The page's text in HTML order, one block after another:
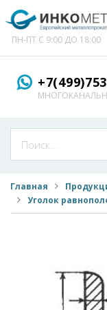
ПН-ПТ С 9:00 ДО 18:00
Главная
Уголок